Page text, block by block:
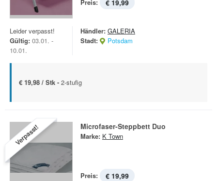
Preis: € 19,99
Leider verpasst!
Gültig: 03.01. -
10.01.
Händler: GALERIA
Stadt:
Potsdam
€ 19,98 / Stk - 2-stufig
Verpasst! Microfaser-Steppbett Duo
Marke: K Town
Preis: € 19,99